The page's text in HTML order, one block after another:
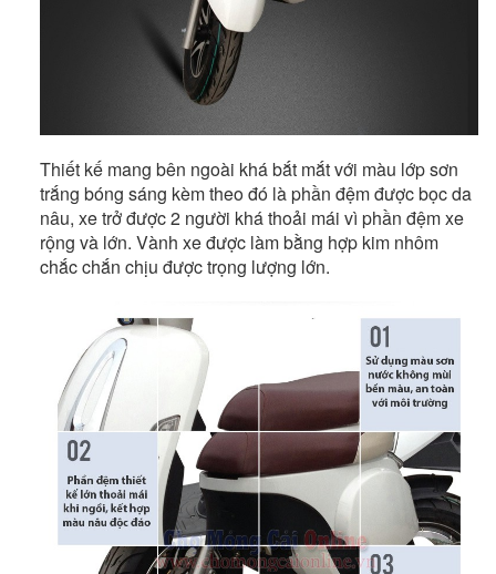
Thiết kế mang bên ngoài khá bắt mắt với màu lớp sơn
trắng bóng sáng kèm theo đó là phần đệm được bọc da
nâu, xe trở được 2 người khá thoải mái vì phần đệm xe
rộng và lớn. Vành xe được làm bằng hợp kim nhôm
chắc chắn chịu được trọng lượng lớn.